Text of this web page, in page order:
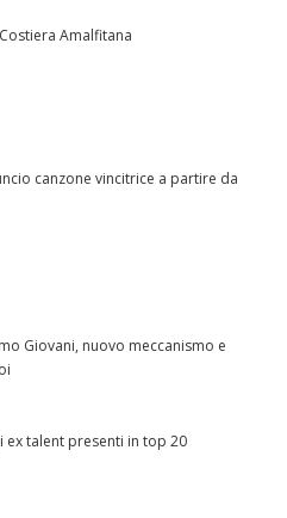
Amalfitana
canzone vincitrice a partire da
Giovani, nuovo meccanismo e
ex talent presenti in top 20